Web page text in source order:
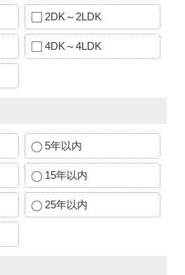
2DK～2LDK
4DK～4LDK
5年以内
15年以内
25年以内